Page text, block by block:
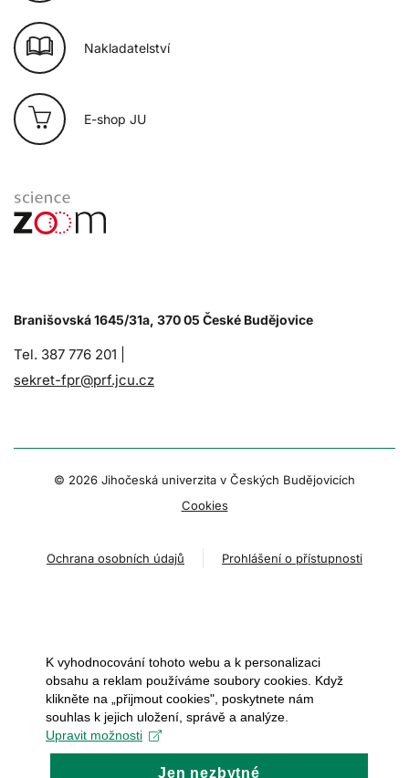
Nakladatelství
E-shop JU
Branišovská 1645/31a, 370 05 České Budějovice
Tel. 387 776 201 |
sekret-fpr@prf.jcu.cz
© 2026 Jihočeská univerzita v Českých Budějovicích
Cookies
Ochrana osobních údajů Prohlášení o přístupnosti
K vyhodnocování tohoto webu a k personalizaci
obsahu a reklam používáme soubory cookies. Když
klikněte na „přijmout cookies", poskytnete nám
souhlas k jejich uložení, správě a analýze.
Upravit možnosti
Jen nezbytné